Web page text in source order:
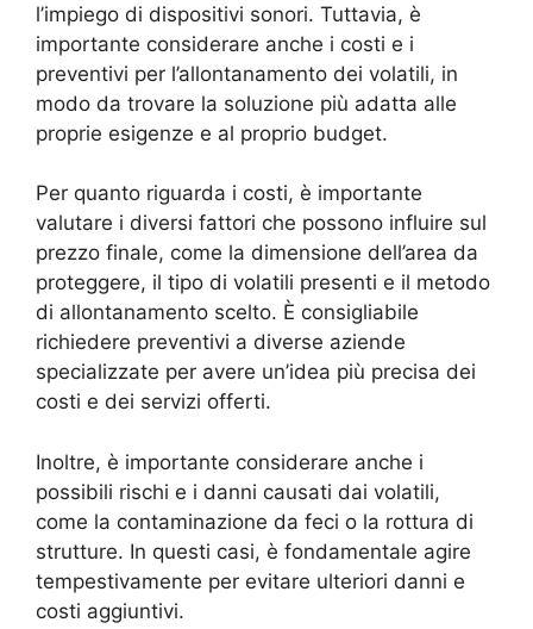
l’impiego di dispositivi sonori. Tuttavia, è
importante considerare anche i costi e i
preventivi per l’allontanamento dei volatili, in
modo da trovare la soluzione più adatta alle
proprie esigenze e al proprio budget.
Per quanto riguarda i costi, è importante
valutare i diversi fattori che possono influire sul
prezzo finale, come la dimensione dell’area da
proteggere, il tipo di volatili presenti e il metodo
di allontanamento scelto. È consigliabile
richiedere preventivi a diverse aziende
specializzate per avere un’idea più precisa dei
costi e dei servizi offerti.
Inoltre, è importante considerare anche i
possibili rischi e i danni causati dai volatili,
come la contaminazione da feci o la rottura di
strutture. In questi casi, è fondamentale agire
tempestivamente per evitare ulteriori danni e
costi aggiuntivi.